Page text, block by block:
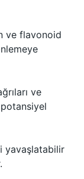
ve flavonoid
ve
yavaşlatabilir